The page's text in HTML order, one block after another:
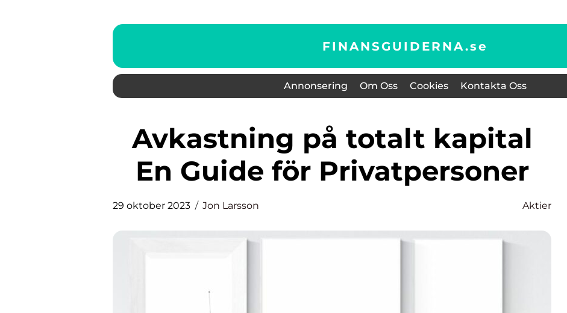
FINANSGUIDERNA.se
Annonsering Om Oss Cookies Kontakta Oss
Avkastning på totalt kapital
En Guide för Privatpersoner
29 oktober 2023 Jon Larsson Aktier